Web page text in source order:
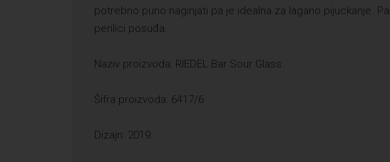
potrebno puno naginjati pa je idealna za lagano pijuckanje.
perilici posuđa.
Naziv proizvoda: RIEDEL Bar Sour Glass
Šifra proizvoda: 6417/6
Dizajn: 2019.